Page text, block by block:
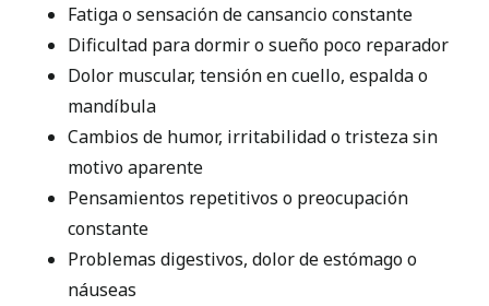
Fatiga o sensación de cansancio constante
Dificultad para dormir o sueño poco reparador
Dolor muscular, tensión en cuello, espalda o
mandíbula
Cambios de humor, irritabilidad o tristeza sin
motivo aparente
Pensamientos repetitivos o preocupación
constante
Problemas digestivos, dolor de estómago o
náuseas